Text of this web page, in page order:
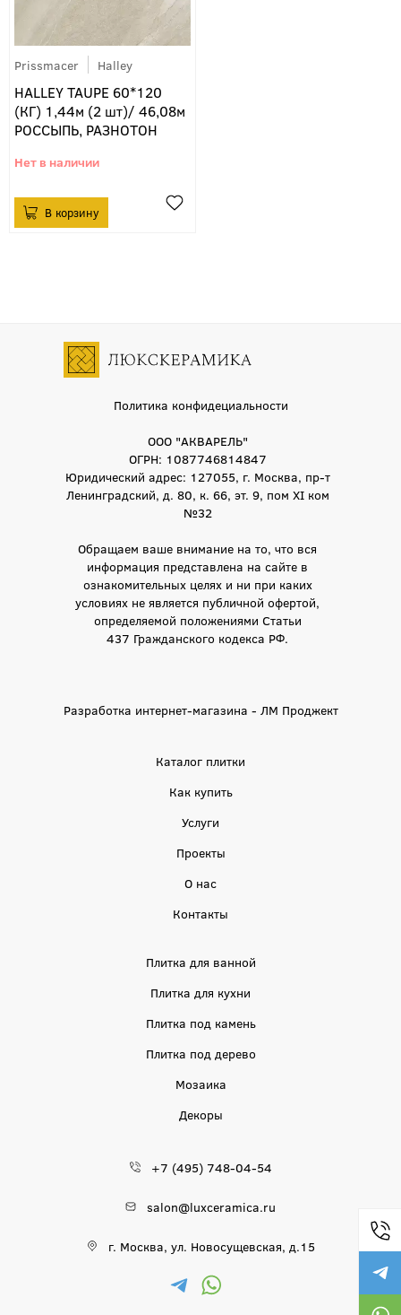
Prissmacer Halley
HALLEY TAUPE 60*120
(КГ) 1,44м (2 шт)/ 46,08м
РОССЫПЬ, РАЗНОТОН
Политика конфидециальности
ООО "АКВАРЕЛЬ"
ОГРН: 1087746814847
Юридический адрес: 127055, г. Москва, пр-т
Ленинградский, д. 80, к. 66, эт. 9, пом XI ком
№32
Обращаем ваше внимание на то, что вся
информация представлена на сайте в
ознакомительных целях и ни при каких
условиях не является публичной офертой,
определяемой положениями Статьи
437 Гражданского кодекса РФ.
Разработка интернет-магазина - ЛМ Проджект
Каталог плитки
Как купить
Услуги
Проекты
О нас
Контакты
Плитка для ванной
Плитка для кухни
Плитка под камень
Плитка под дерево
Мозаика
Декоры
+7 (495) 748-04-54
salon@luxceramica.ru
г. Москва, ул. Новосущевская, д.15